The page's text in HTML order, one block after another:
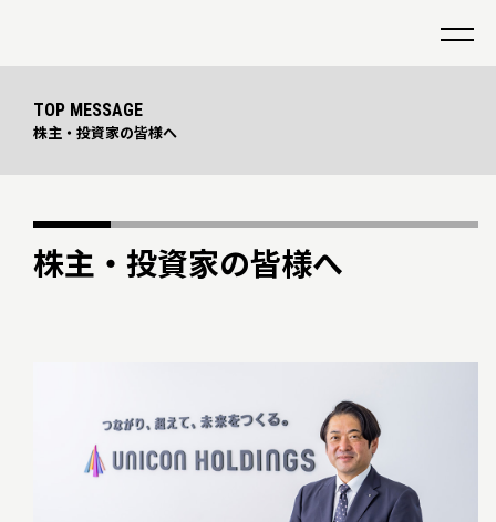
TOP MESSAGE
株主・投資家の皆様へ
株主・投資家の皆様へ